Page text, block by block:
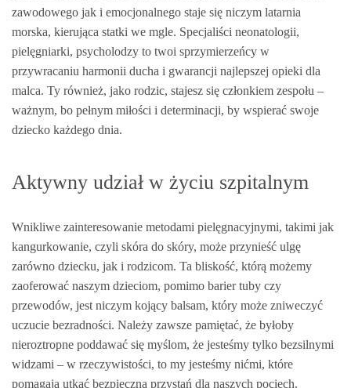
zawodowego jak i emocjonalnego staje się niczym latarnia
morska, kierująca statki we mgle. Specjaliści neonatologii,
pielęgniarki, psycholodzy to twoi sprzymierzeńcy w
przywracaniu harmonii ducha i gwarancji najlepszej opieki dla
malca. Ty również, jako rodzic, stajesz się członkiem zespołu –
ważnym, bo pełnym miłości i determinacji, by wspierać swoje
dziecko każdego dnia.
Aktywny udział w życiu szpitalnym
Wnikliwe zainteresowanie metodami pielęgnacyjnymi, takimi jak
kangurkowanie, czyli skóra do skóry, może przynieść ulgę
zarówno dziecku, jak i rodzicom. Ta bliskość, którą możemy
zaoferować naszym dzieciom, pomimo barier tuby czy
przewodów, jest niczym kojący balsam, który może zniweczyć
uczucie bezradności. Należy zawsze pamiętać, że byłoby
nieroztropne poddawać się myślom, że jesteśmy tylko bezsilnymi
widzami – w rzeczywistości, to my jesteśmy nićmi, które
pomagają utkać bezpieczną przystań dla naszych pociech.